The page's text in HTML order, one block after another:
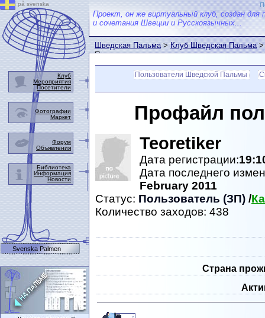
Проект, он же виртуальный клуб, создан для
и сочетания Швеции и Русскоязычных...
Шведская Пальма>Клуб Шведская Пальма>
Пальмы
Пользователи Шведской Пальмы
Профайл
Teoretiker
Дата регистрации:
Дата последнего
February 2011
Статус: Пользователь (ЗП) /
Количество заходов: 438
Страна
på svenska
Клуб
Мероприятия
Посетители
Фотографии
Маркет
Форум
Объявления
Библиотека
Информация
Новости
Svenska Palmen